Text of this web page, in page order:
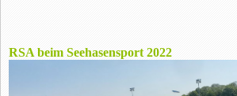
RSA beim Seehasensport 2022